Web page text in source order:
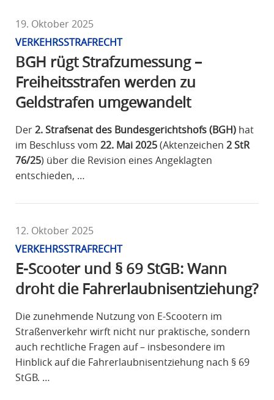
19. Oktober 2025
VERKEHRSSTRAFRECHT
BGH rügt Strafzumessung –
Freiheitsstrafen werden zu
Geldstrafen umgewandelt
Der2. Strafsenat des Bundesgerichtshofs (BGH)hat
im Beschluss vom 22. Mai 2025(Aktenzeichen 2 StR
76/25) über die Revision eines Angeklagten
entschieden, …
12. Oktober 2025
VERKEHRSSTRAFRECHT
E-Scooter und § 69 StGB: Wann
droht die Fahrerlaubnisentziehung?
Die zunehmende Nutzung von E-Scootern im
Straßenverkehr wirft nicht nur praktische, sondern
auch rechtliche Fragen auf – insbesondere im
Hinblick auf die Fahrerlaubnisentziehung nach § 69
StGB. …